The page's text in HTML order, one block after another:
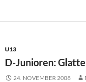
U13
D-Junioren:
24. NOVEMBER 2008